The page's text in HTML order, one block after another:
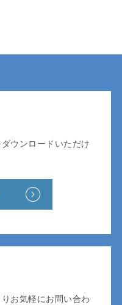
ウンロードいただけ
お気軽にお問い合わ